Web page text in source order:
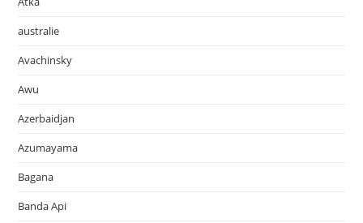
australie
Avachinsky
Awu
Azerbaidjan
Azumayama
Bagana
Banda Api